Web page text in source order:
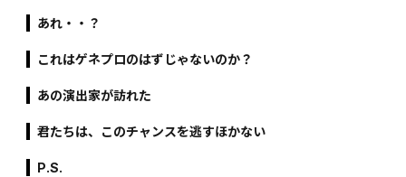
あれ・・？
これはゲネプロのはずじゃないのか？
あの演出家が訪れた
君たちは、このチャンスを逃すほかない
P.S.